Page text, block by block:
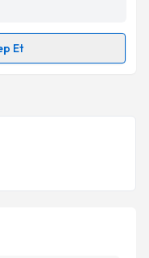
Et
bilgilendireceğiz.